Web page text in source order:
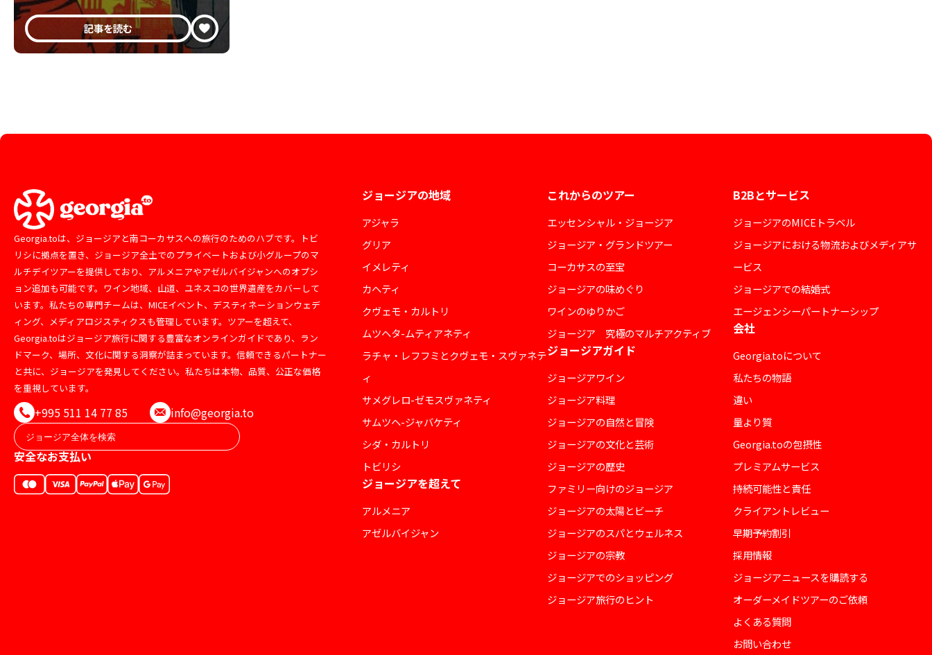
記事を読む
Georgia.toは、ジョージアと南コーカサスへの旅行のためのハブです。トビ
リシに拠点を置き、ジョージア全土でのプライベートおよび小グループのマ
ルチデイツアーを提供しており、アルメニアやアゼルバイジャンへのオプシ
ョン追加も可能です。ワイン地域、山道、ユネスコの世界遺産をカバーして
います。私たちの専門チームは、MICEイベント、デスティネーションウェデ
ィング、メディアロジスティクスも管理しています。ツアーを超えて、
Georgia.toはジョージア旅行に関する豊富なオンラインガイドであり、ラン
ドマーク、場所、文化に関する洞察が詰まっています。信頼できるパートナー
と共に、ジョージアを発見してください。私たちは本物、品質、公正な価格
を重視しています。
+995 511 14 77 85 info@georgia.to
安全なお支払い
ジョージアの地域
アジャラ
グリア
イメレティ
カヘティ
クヴェモ・カルトリ
ムツヘタ-ムティアネティ
ラチャ・レフフミとクヴェモ・スヴァネテ
ィ
サメグレロ-ゼモスヴァネティ
サムツヘ-ジャバケティ
シダ・カルトリ
トビリシ
ジョージアを超えて
アルメニア
アゼルバイジャン
これからのツアー
エッセンシャル・ジョージア
ジョージア・グランドツアー
コーカサスの至宝
ジョージアの味めぐり
ワインのゆりかご
ジョージア 究極のマルチアクティブ
ジョージアガイド
ジョージアワイン
ジョージア料理
ジョージアの自然と冒険
ジョージアの文化と芸術
ジョージアの歴史
ファミリー向けのジョージア
ジョージアの太陽とビーチ
ジョージアのスパとウェルネス
ジョージアの宗教
ジョージアでのショッピング
ジョージア旅行のヒント
B2Bとサービス
ジョージアのMICEトラベル
ジョージアにおける物流およびメディアサ
ービス
ジョージアでの結婚式
エージェンシーパートナーシップ
会社
Georgia.toについて
私たちの物語
違い
量より質
Georgia.toの包摂性
プレミアムサービス
持続可能性と責任
クライアントレビュー
早期予約割引
採用情報
ジョージアニュースを購読する
オーダーメイドツアーのご依頼
よくある質問
お問い合わせ